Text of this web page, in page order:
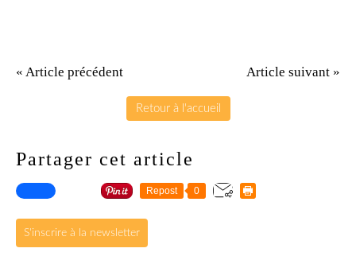
« Article précédent Article suivant »
Retour à l'accueil
Partager cet article
Repost 0
S'inscrire à la newsletter